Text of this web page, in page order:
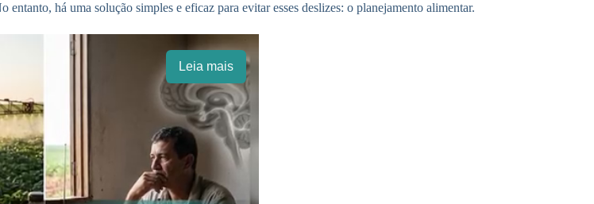
há uma solução simples e eficaz para evitar esses deslizes: o planejamento alimentar.
Leia mais